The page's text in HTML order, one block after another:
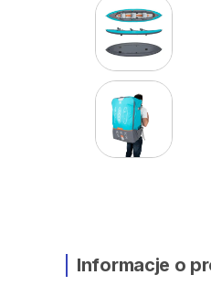
Informacje o